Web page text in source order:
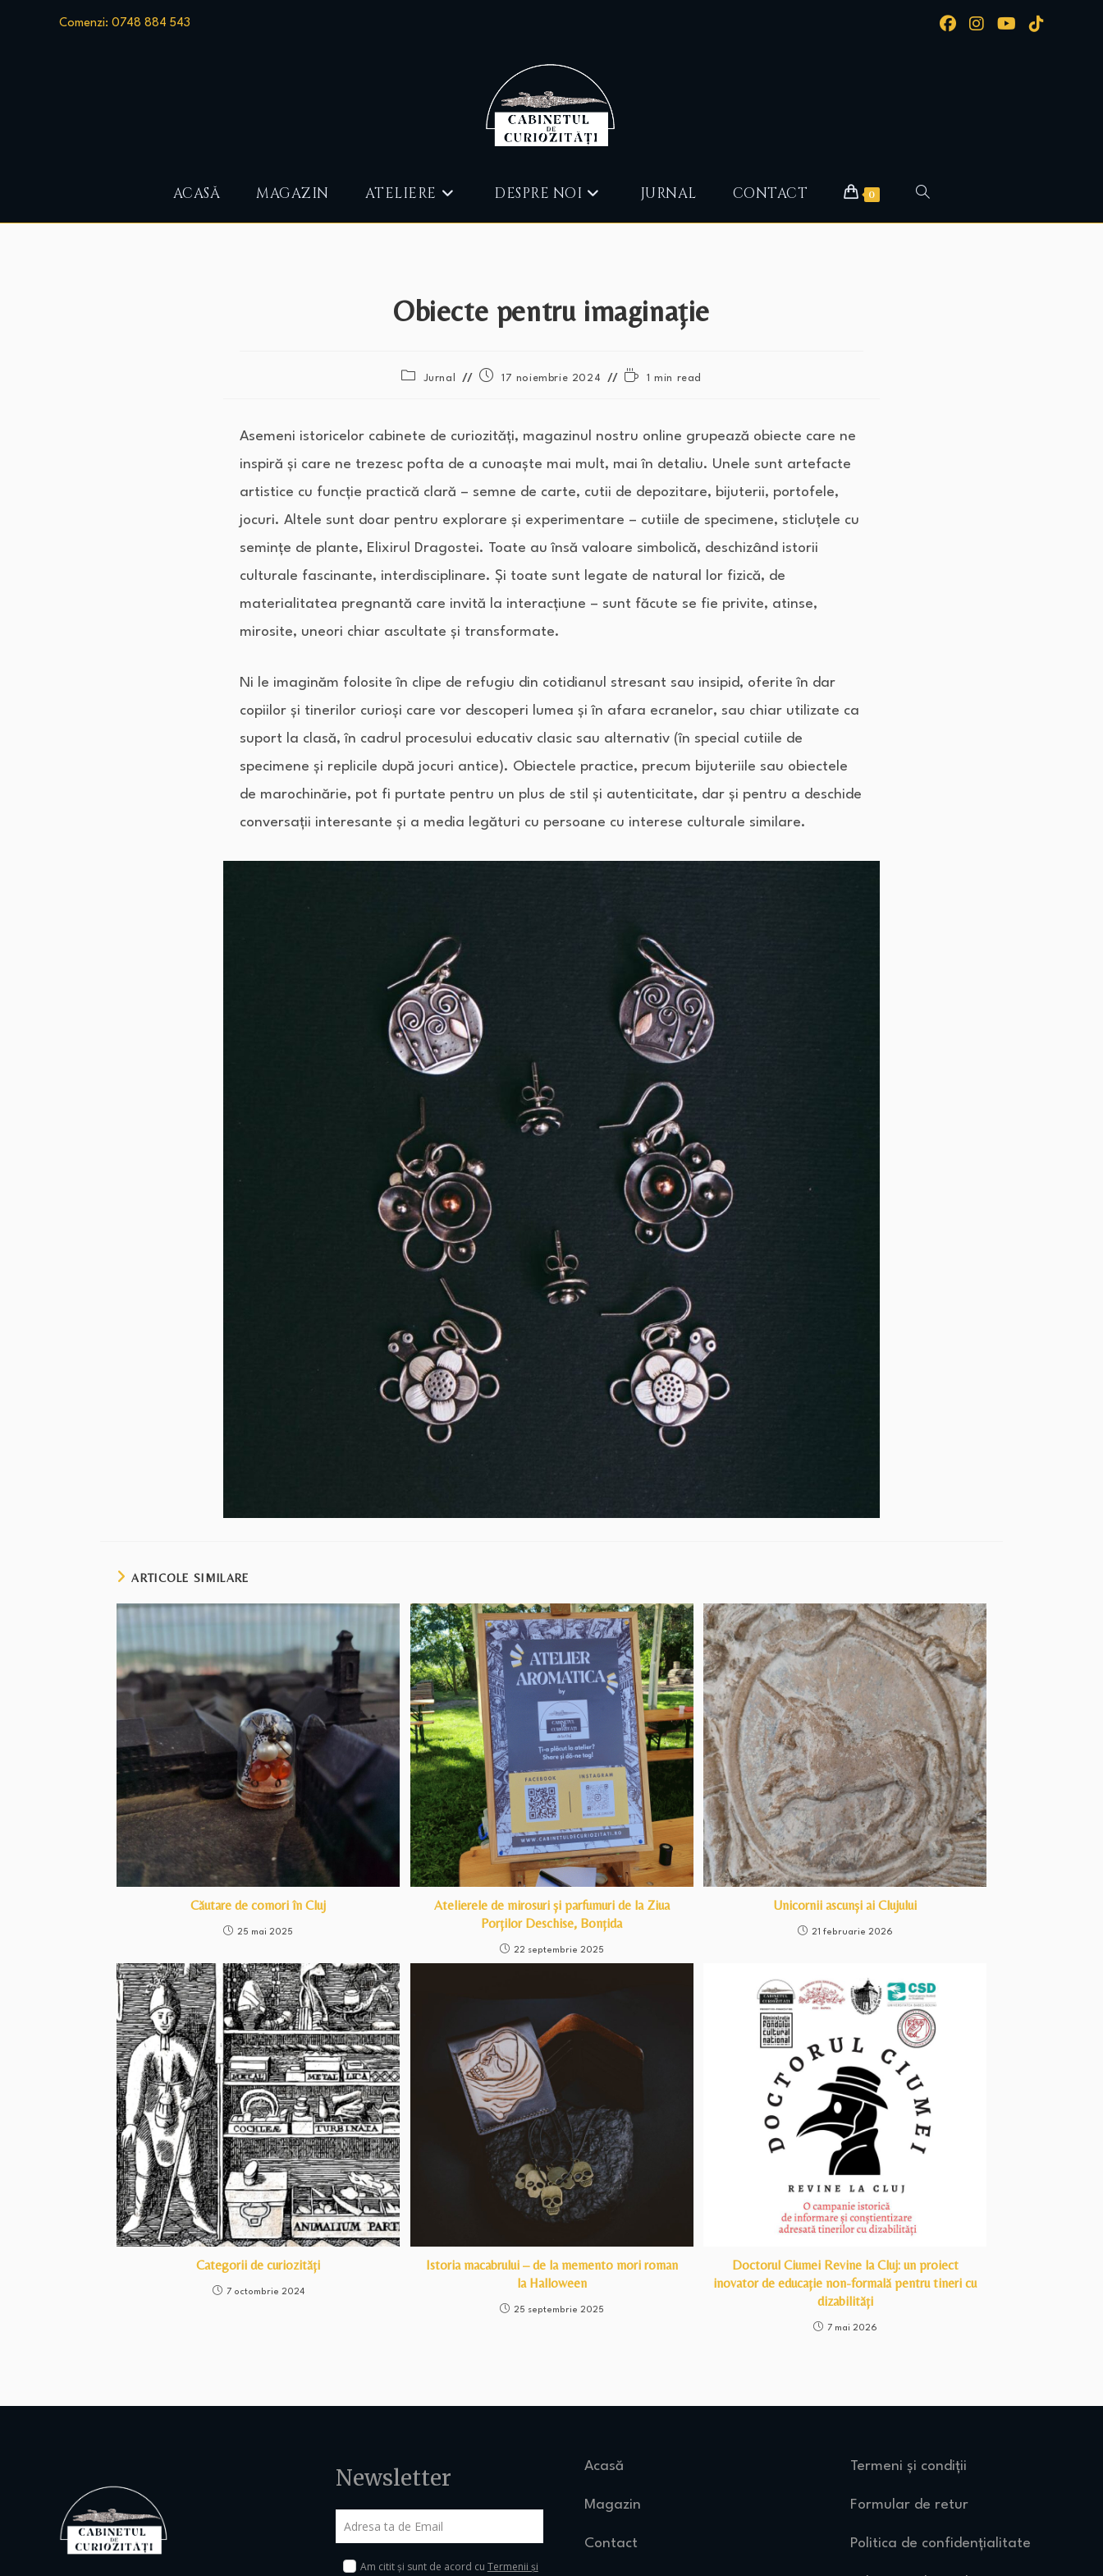
Comenzi: 0748 884 543
ACASĂ MAGAZIN ATELIERE DESPRE NOI JURNAL CONTACT 0
Obiecte pentru imaginație
Jurnal 17 noiembrie 2024 1 min read
Asemeni istoricelor cabinete de curiozități, magazinul nostru online grupează obiecte care ne
inspiră și care ne trezesc pofta de a cunoaște mai mult, mai în detaliu. Unele sunt artefacte
artistice cu funcție practică clară – semne de carte, cutii de depozitare, bijuterii, portofele,
jocuri. Altele sunt doar pentru explorare și experimentare – cutiile de specimene, sticluțele cu
semințe de plante, Elixirul Dragostei. Toate au însă valoare simbolică, deschizând istorii
culturale fascinante, interdisciplinare. Și toate sunt legate de natural lor fizică, de
materialitatea pregnantă care invită la interacțiune – sunt făcute se fie privite, atinse,
mirosite, uneori chiar ascultate și transformate.
Ni le imaginăm folosite în clipe de refugiu din cotidianul stresant sau insipid, oferite în dar
copiilor și tinerilor curioși care vor descoperi lumea și în afara ecranelor, sau chiar utilizate ca
suport la clasă, în cadrul procesului educativ clasic sau alternativ (în special cutiile de
specimene și replicile după jocuri antice). Obiectele practice, precum bijuteriile sau obiectele
de marochinărie, pot fi purtate pentru un plus de stil și autenticitate, dar și pentru a deschide
conversații interesante și a media legături cu persoane cu interese culturale similare.
ARTICOLE SIMILARE
Căutare de comori în Cluj
25 mai 2025
Atelierele de mirosuri și parfumuri de la Ziua
Porților Deschise, Bonțida
22 septembrie 2025
Unicornii ascunși ai Clujului
21 februarie 2026
Categorii de curiozități
7 octombrie 2024
Istoria macabrului – de la memento mori roman
la Halloween
25 septembrie 2025
Doctorul Ciumei Revine la Cluj: un proiect
inovator de educație non-formală pentru tineri cu
dizabilități
7 mai 2026
Newsletter
Am citit și sunt de acord cu Termenii și
Acasă
Magazin
Contact
Termeni și condiții
Formular de retur
Politica de confidențialitate